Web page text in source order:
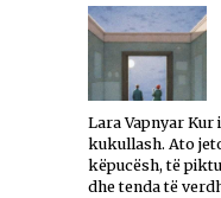
Lara Vapnyar
kukullash. Ato
këpucësh, të
dhe tenda të